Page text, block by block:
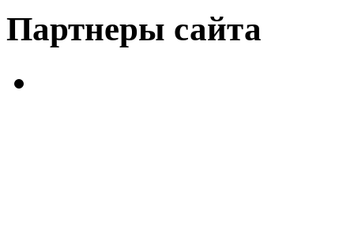
Партнеры сайта